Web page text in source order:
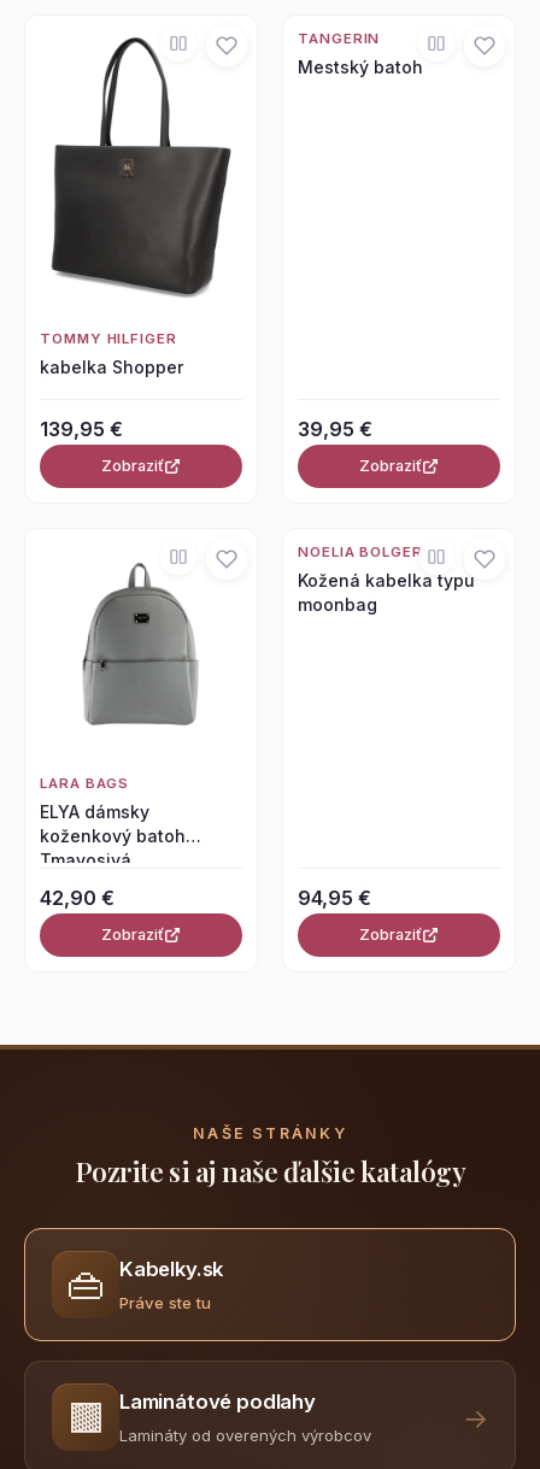
TOMMY HILFIGER
kabelka Shopper
139,95 €
Zobraziť
TANGERIN
Mestský batoh
39,95 €
Zobraziť
LARA BAGS
ELYA dámsky
koženkový batoh
Tmavosivá
42,90 €
Zobraziť
NOELIA BOLGER
Kožená kabelka typu
moonbag
94,95 €
Zobraziť
NAŠE STRÁNKY
Pozrite si aj naše ďalšie katalógy
👜 Kabelky.sk
Práve ste tu
🟫 Laminátové podlahy
Lamináty od overených výrobcov
→